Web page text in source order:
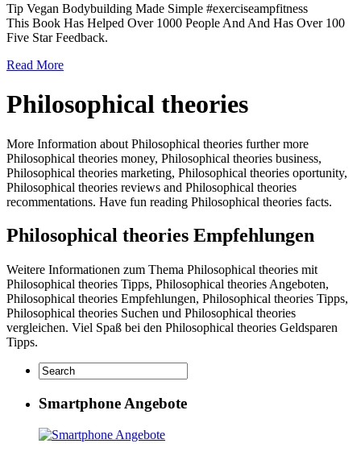
Tip Vegan Bodybuilding Made Simple #exerciseampfitness
This Book Has Helped Over 1000 People And And Has Over 100
Five Star Feedback.
Read More
Philosophical theories
More Information about Philosophical theories further more
Philosophical theories money, Philosophical theories business,
Philosophical theories marketing, Philosophical theories oportunity,
Philosophical theories reviews and Philosophical theories
recommentations. Have fun reading Philosophical theories facts.
Philosophical theories Empfehlungen
Weitere Informationen zum Thema Philosophical theories mit
Philosophical theories Tipps, Philosophical theories Angeboten,
Philosophical theories Empfehlungen, Philosophical theories Tipps,
Philosophical theories Suchen und Philosophical theories
vergleichen. Viel Spaß bei den Philosophical theories Geldsparen
Tipps.
Smartphone Angebote